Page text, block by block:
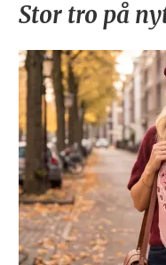
Stor tro på